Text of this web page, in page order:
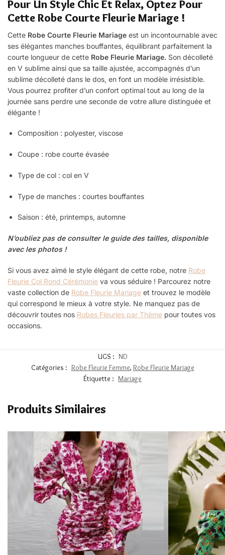
Pour Un Style Chic Et Relax, Optez Pour
Cette Robe Courte Fleurie Mariage !
Cette Robe Courte Fleurie Mariage est un incontournable avec
ses élégantes manches bouffantes, équilibrant parfaitement la
courte longueur de cette Robe Fleurie Mariage. Son décolleté
en V sublime ainsi que sa taille ajustée, accompagnés d’un
sublime décolleté dans le dos, en font un modèle irrésistible.
Vous pourrez profiter d’un confort optimal tout au long de la
journée sans perdre une seconde de votre allure distinguée et
élégante !
Composition : polyester, viscose
Coupe : robe courte évasée
Type de col : col en V
Type de manches : courtes bouffantes
Saison : été, printemps, automne
N’oubliez pas de consulter le guide des tailles, disponible
avec les photos !
Si vous avez aimé le style élégant de cette robe, notre Robe
Fleurie Col Rond Cérémonie va vous séduire ! Parcourez notre
vaste collection de Robe Fleurie Mariage et trouvez le modèle
qui correspond le mieux à votre style. Ne manquez pas de
découvrir toutes nos Robes Fleuries par Thème pour toutes vos
occasions.
UGS : ND
Catégories : Robe Fleurie Femme, Robe Fleurie Mariage
Étiquette : Mariage
Produits Similaires